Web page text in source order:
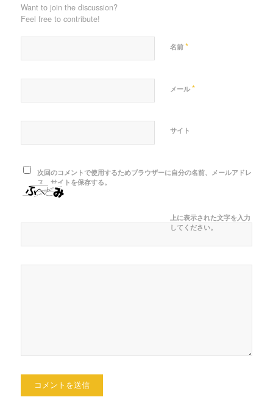
Want to join the discussion?
Feel free to contribute!
名前 *
メール *
サイト
次回のコメントで使用するためブラウザーに自分の名前、メールアドレ
ス、サイトを保存する。
上に表示された文字を入力
してください。